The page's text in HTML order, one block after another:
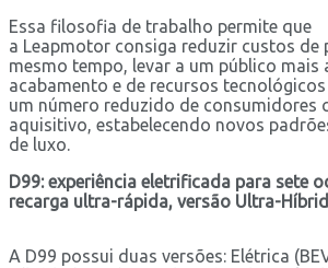
Essa filosofia de trabalho permite que
a Leapmotor consiga reduzir custos de
mesmo tempo, levar a um público mais
acabamento e de recursos
um número reduzido de consumidores
aquisitivo, estabelecendo novos
de luxo.
D99: experiência eletrificada para sete
recarga ultra-rápida, versão Ultra-
A D99 possui duas versões: Elétrica